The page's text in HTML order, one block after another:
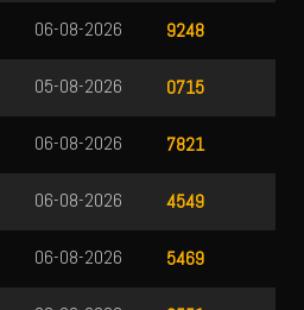
9248
06-08-2026
0715
05-08-2026
7821
06-08-2026
4549
06-08-2026
5469
06-08-2026